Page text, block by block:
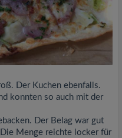
Der Kuchen ebenfalls.
konnten so auch mit der
Der Belag war gut
Menge reichte locker für